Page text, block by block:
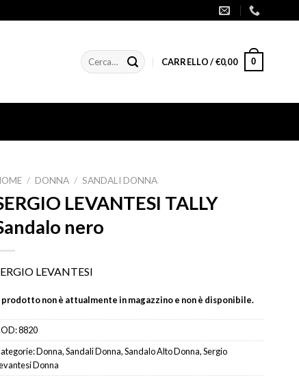
Cerca: CARRELLO /€0,00 0
/ DONNA / SANDALI DONNA
LEVANTESI TALLY
nero
LEVANTESI
prodotto non è attualmente in magazzino e non è disponibile.
8820
Donna,Sandali Donna,Sandalo Alto Donna,Sergio
Donna